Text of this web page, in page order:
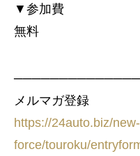
▼参加費
無料
メルマガ登録
https://24auto.biz/new-
force/touroku/